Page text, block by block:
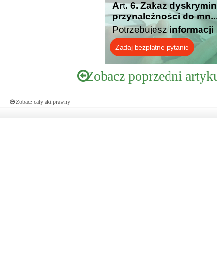
Art. 6. Zakaz
przynależności do
Potrzebujesz informacji
Zadaj bezpłatne pytanie
Zobacz poprzedni
Zobacz cały akt prawny